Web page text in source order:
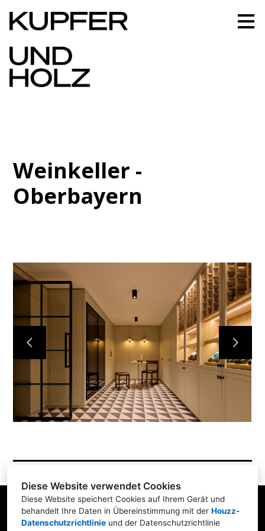
Diese Website verwendet Cookies
Diese Website speichert Cookies auf Ihrem Gerät und
behandelt Ihre Daten in Übereinstimmung mit der Houzz-
Datenschutzrichtlinie und der Datenschutzrichtlinie
Zu
Hauptinhalten
überspringen
Home
Über uns
Karriere
Kontakt
Weinkeller -
Oberbayern